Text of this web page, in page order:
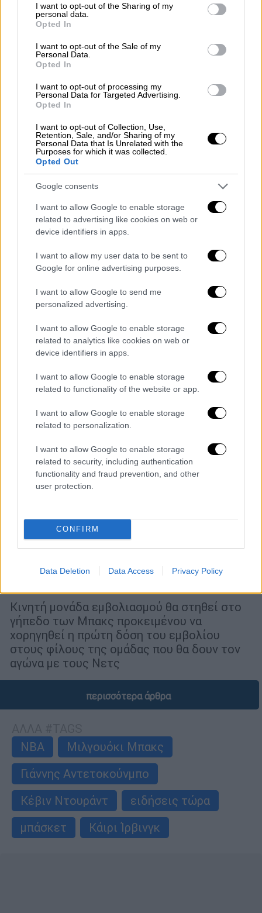
not limited to your visit or usage behaviour. You may click to
grant or deny consent to Google and its third-party tags to
use your data for below specified purposes in below Google
consent section.
I want to opt-out of the Sharing of my
personal data.
Opted In
I want to opt-out of the Sale of my
Personal Data.
Opted In
I want to opt-out of processing my
Personal Data for Targeted Advertising.
Opted In
I want to opt-out of Collection, Use,
Retention, Sale, and/or Sharing of my
Personal Data that Is Unrelated with the
Purposes for which it was collected.
Opted Out
Google consents
I want to allow Google to enable storage
related to advertising like cookies on web or
device identifiers in apps.
I want to allow my user data to be sent to
Google for online advertising purposes.
I want to allow Google to send me
personalized advertising.
I want to allow Google to enable storage
related to analytics like cookies on web or
device identifiers in apps.
I want to allow Google to enable storage
related to functionality of the website or app.
I want to allow Google to enable storage
related to personalization.
I want to allow Google to enable storage
related to security, including authentication
functionality and fraud prevention, and other
user protection.
CONFIRM
Data Deletion Data Access Privacy Policy
NBA: Μυθικός Αντετοκούνμπο οδήγησε
τους Μπακς στους τελικούς της
Ανατολής
Τεράστια νίκη κόντρα στους Νετς με
συμπαραστάτη τον Κρις Μίντλετον
Αθλητισμός|06.06.2021 08:07
Ήττα για τους Μπακς του
Αντετοκούνμπο: Οι Νετς έκαναν εύκολα
το 1-0 στις νίκες
πρώτο αγώνα στο Μπρούκλιν
Αθλητισμός|27.04.2021 23:36
κορονοϊό για κάθε εισιτήριο του αγώνα
Κινητή μονάδα εμβολιασμού θα στηθεί στο
γήπεδο των Μπακς προκειμένου να
χορηγηθεί η πρώτη δόση του εμβολίου
στους φίλους της ομάδας που θα δουν τον
αγώνα με τους Νετς
περισσότερα άρθρα
NBA
Μιλγουόκι Μπακς
Γιάννης Αντετοκούνμπο
Κέβιν Ντουράντ
ειδήσεις τώρα
μπάσκετ
Κάιρι Ίρβινγκ